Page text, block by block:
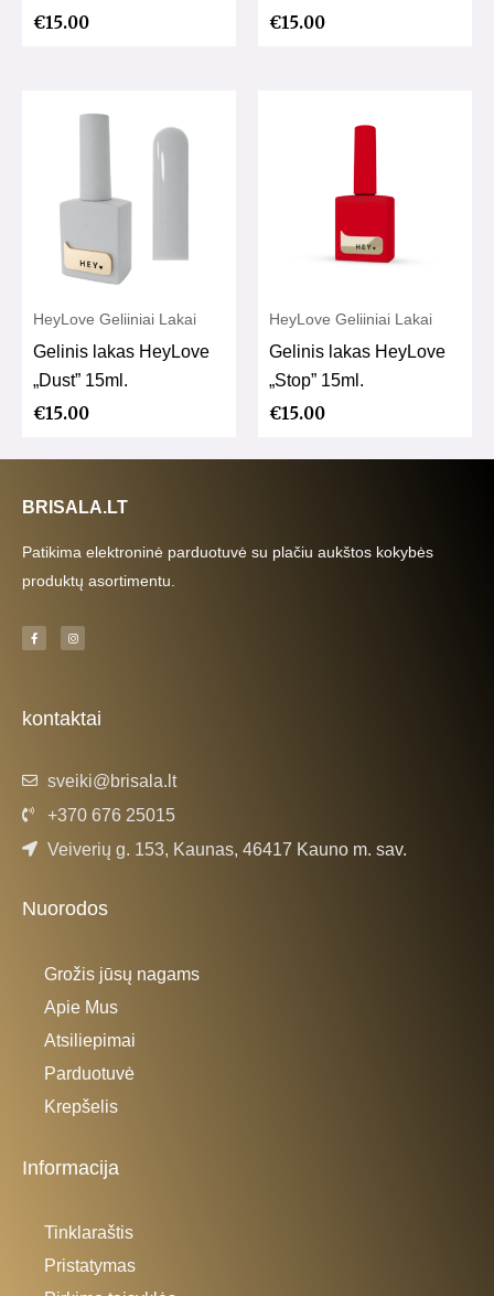
€15.00 €15.00
HeyLove Geliiniai Lakai
Gelinis lakas HeyLove
„Dust” 15ml.
€15.00
HeyLove Geliiniai Lakai
Gelinis lakas HeyLove
„Stop” 15ml.
€15.00
BRISALA.LT
Patikima elektroninė parduotuvė su plačiu aukštos kokybės
produktų asortimentu.
F
a
c
-
f
I
n
s
m
kontaktai
sveiki@brisala.lt
+370 676 25015
Veiverių g. 153, Kaunas, 46417 Kauno m. sav.
Nuorodos
Grožis jūsų nagams
Apie Mus
Atsiliepimai
Parduotuvė
Krepšelis
Informacija
Tinklaraštis
Pristatymas